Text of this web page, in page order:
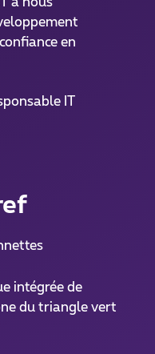
à nous
en
IT
intégrée de
du triangle vert